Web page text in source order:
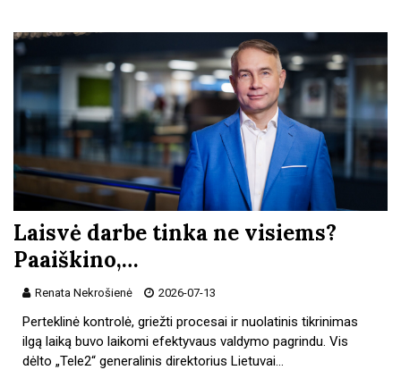
Laisvė darbe tinka ne visiems?
Paaiškino,…
Renata Nekrošienė 2026-07-13
Perteklinė kontrolė, griežti procesai ir nuolatinis tikrinimas
ilgą laiką buvo laikomi efektyvaus valdymo pagrindu. Vis
dėlto „Tele2“ generalinis direktorius Lietuvai…